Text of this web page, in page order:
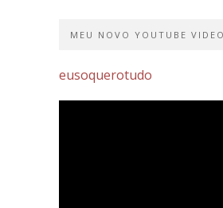
MEU NOVO YOUTUBE VIDEO
eusoquerotudo